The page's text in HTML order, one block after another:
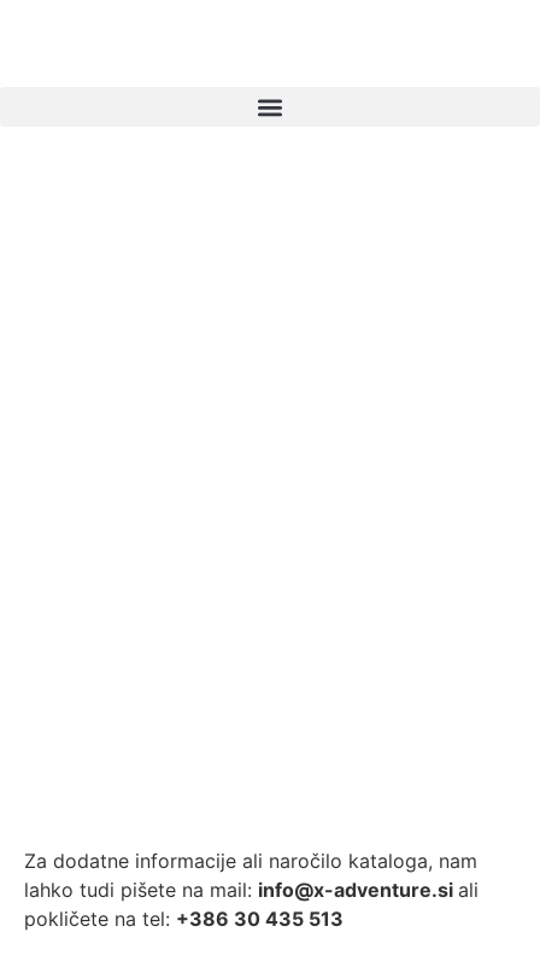
Za dodatne informacije ali naročilo kataloga, nam
lahko tudi pišete na mail: info@x-adventure.si ali
pokličete na tel: +386 30 435 513